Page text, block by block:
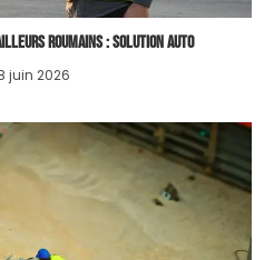
roumains : solution auto
juin 2026